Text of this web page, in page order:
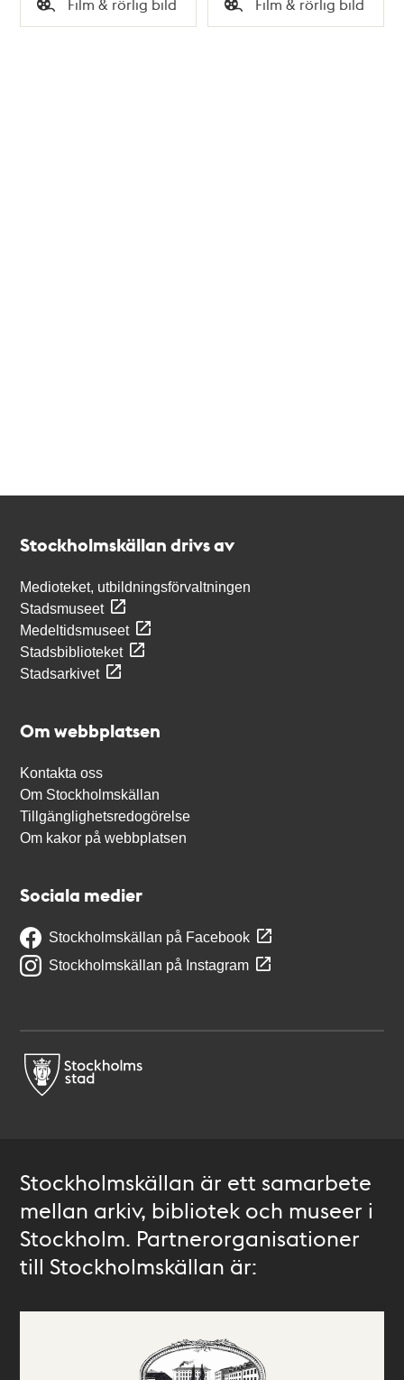
Typ Typ
Stockholmskällan drivs av
Medioteket, utbildningsförvaltningen
Stadsmuseet
Medeltidsmuseet
Stadsbiblioteket
Stadsarkivet
Om webbplatsen
Kontakta oss
Om Stockholmskällan
Tillgänglighetsredogörelse
Om kakor på webbplatsen
Sociala medier
Stockholmskällan på Facebook
Stockholmskällan på Instagram
Stockholmskällan är ett samarbete
mellan arkiv, bibliotek och museer i
Stockholm. Partnerorganisationer
till Stockholmskällan är: